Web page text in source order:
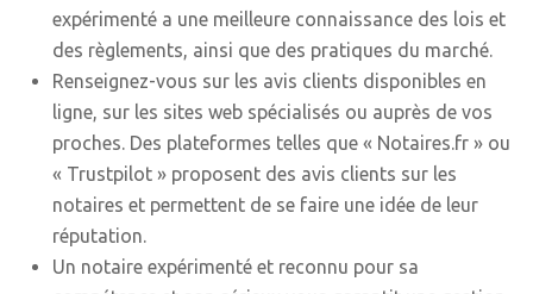
expérimenté a une meilleure connaissance des lois et
des règlements, ainsi que des pratiques du marché.
Renseignez-vous sur les avis clients disponibles en
ligne, sur les sites web spécialisés ou auprès de vos
proches. Des plateformes telles que « Notaires.fr » ou
« Trustpilot » proposent des avis clients sur les
notaires et permettent de se faire une idée de leur
réputation.
Un notaire expérimenté et reconnu pour sa